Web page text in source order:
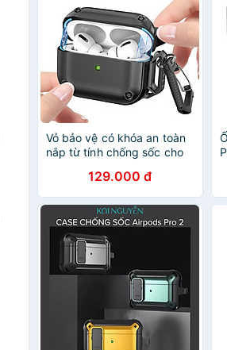
Vỏ bảo vệ có khóa an toàn
nắp từ tính chống sốc cho
129.000 đ